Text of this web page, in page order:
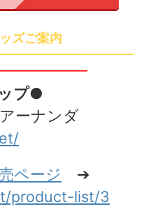
ズご案内
プ●
ーナンダ
ページ ➔
product-list/3